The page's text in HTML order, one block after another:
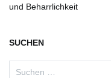
und Beharrlichkeit
SUCHEN